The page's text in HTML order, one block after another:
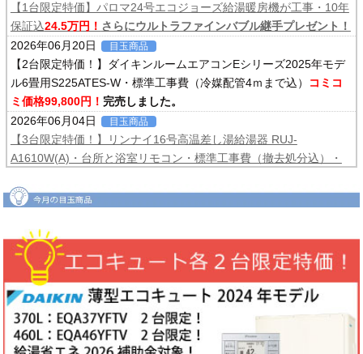
【1台限定特価】パロマ24号エコジョーズ給湯暖房機が工事・10年
保証込24.5万円！ さらにウルトラファインバブル継手プレゼント！
2026年06月20日
目玉商品
【2台限定特価！】ダイキンルームエアコンEシリーズ2025年モデ
ル6畳用S225ATES-W・標準工事費（冷媒配管4ｍまで込）
コミコ
ミ価格99,800円！ 完売しました。
2026年06月04日
目玉商品
【3台限定特価！】リンナイ16号高温差し湯給湯器 RUJ-
A1610W(A)・台所と浴室リモコン・標準工事費（撤去処分込）・
2026年06月04日
デル6畳用S225ATCS-W・標準工事費（冷媒配管4ｍまで込）商品5
年保証付きコミコミ価格128,000円！
2026年06月02日
キャンペーン
ノーリツでおトクに買替え！ノーリツ対象製品の購入・設置・アプ
リ接続で
現金最大35,000円
がもれなくもらえるキャッシュバックキ
ャンペーン2026第2弾。キャンペーン期間：2026年6月1日～12月
18日まで